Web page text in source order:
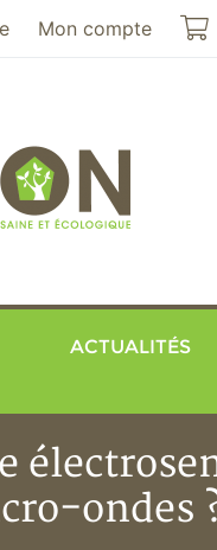
Mon compte
ACTUALITÉS
ondes